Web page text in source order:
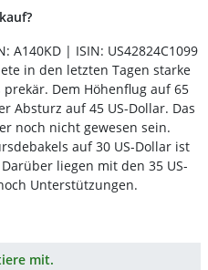
A140KD | ISIN: US42824C1099
in den letzten Tagen starke
Dem Höhenflug auf 65
Absturz auf 45 US-Dollar. Das
noch nicht gewesen sein.
auf 30 US-Dollar ist
liegen mit den 35 US-
Unterstützungen.
mit.